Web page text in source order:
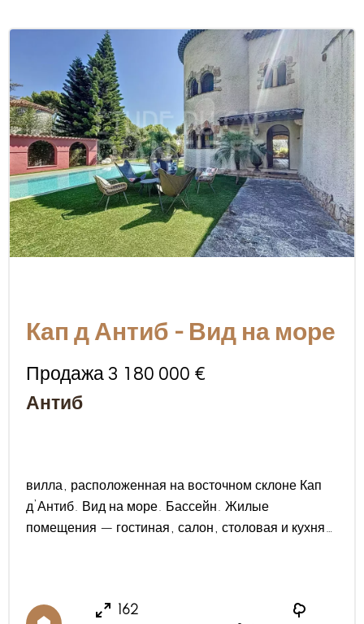
Кап д Антиб - Вид на море
Продажа 3 180 000 €
Антиб
вилла, расположенная на восточном склоне Кап
д’Антиб. Вид на море. Бассейн. Жилые
помещения — гостиная, салон, столовая и кухня
построенный в 1975 году, находится в очень
162